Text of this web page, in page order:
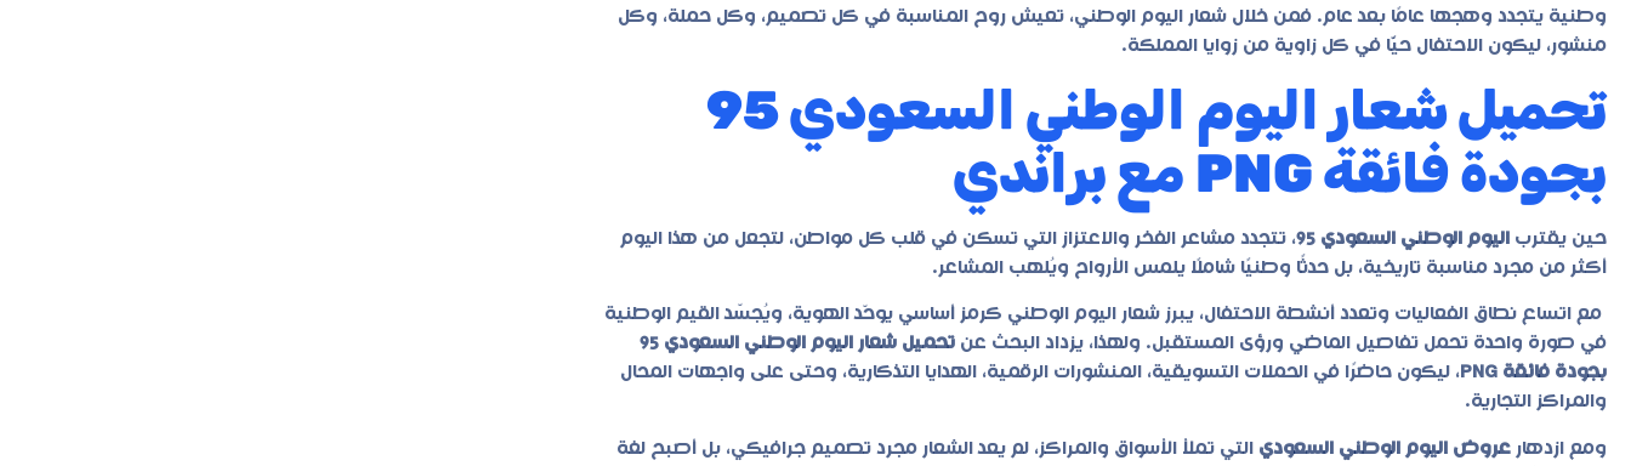
وطنية يتجدد وهجها عامًا بعد عام. فمن خلال شعار اليوم الوطني، تعيش روح المناسبة في كل تصميم، وكل حملة، وكل
منشور، ليكون الاحتفال حيًّا في كل زاوية من زوايا المملكة.
تحميل شعار اليوم الوطني السعودي 95
بجودة فائقة PNG مع براندي
حين يقترب اليوم الوطني السعودي 95
، تتجدد مشاعر الفخر والاعتزاز التي تسكن في قلب كل مواطن، لتجعل من هذا اليوم
أكثر من مجرد مناسبة تاريخية، بل حدثًا وطنيًا شاملًا يلمس الأرواح ويُلهب المشاعر.
مع اتساع نطاق الفعاليات وتعدد أنشطة الاحتفال، يبرز شعار اليوم الوطني كرمز أساسي يوحّد الهوية، ويُجسّد القيم الوطنية
في صورة واحدة تحمل تفاصيل الماضي ورؤى المستقبل. ولهذا، يزداد البحث عن
تحميل شعار اليوم الوطني السعودي 95
بجودة فائقة PNG
، ليكون حاضرًا في الحملات التسويقية، المنشورات الرقمية، الهدايا التذكارية، وحتى على واجهات المحال
والمراكز التجارية.
ومع ازدهار عروض اليوم الوطني السعودي التي تملأ الأسواق والمراكز، لم يعد الشعار مجرد تصميم جرافيكي، بل أصبح لغة